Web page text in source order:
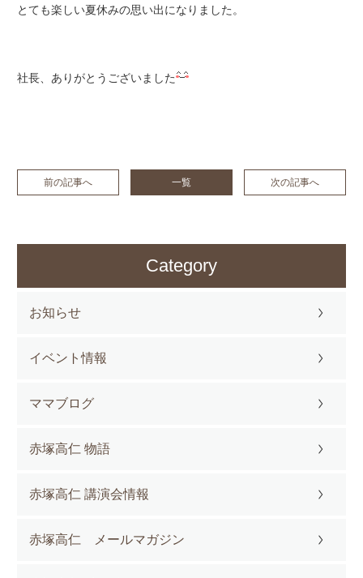
とても楽しい夏休みの思い出になりました。
社長、ありがとうございました
前の記事へ 一覧 次の記事へ
Category
お知らせ
イベント情報
ママブログ
赤塚高仁 物語
赤塚高仁 講演会情報
赤塚高仁 メールマガジン